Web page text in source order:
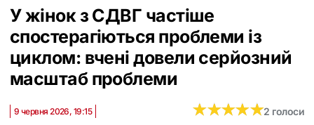
У жінок з СДВГ частіше
спостерагіються проблеми із
циклом: вчені довели серйозний
масштаб проблеми
9 червня 2026, 19:15 ★★★★★
★★★★★2 голоси